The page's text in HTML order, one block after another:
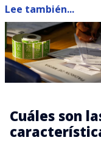
Lee también...
Cuáles son